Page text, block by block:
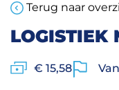
Terug naar
LOGISTIEK
€ 15,58